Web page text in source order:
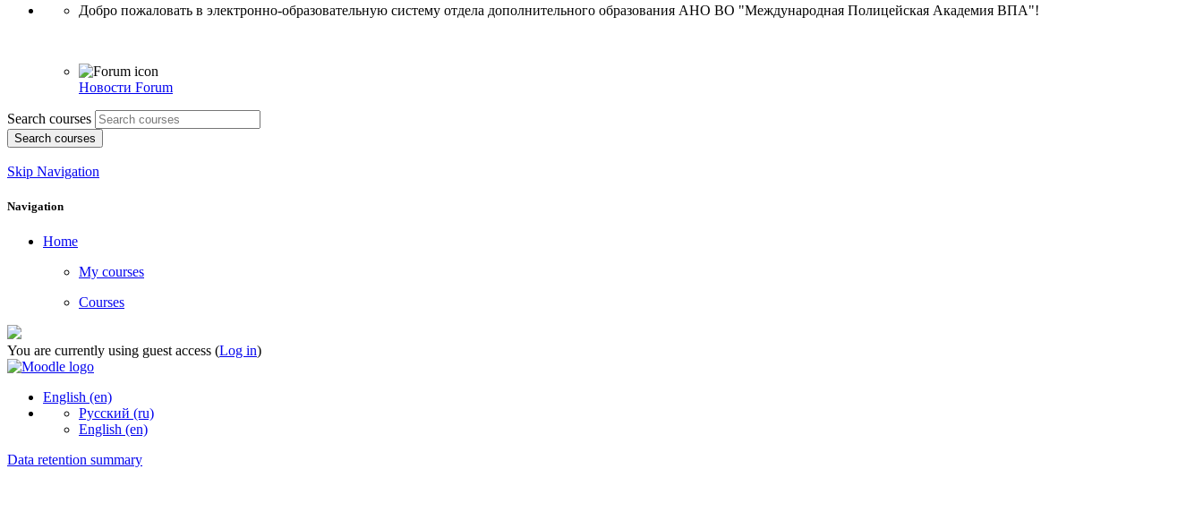
Добро пожаловать в электронно-образовательную систему отдела дополнительного образования АНО ВО "Международная Полицейская Академия ВПА"!
Новости Forum
Search courses
Search courses
Skip Navigation
Navigation
Home
My courses
Courses
You are currently using guest access (Log in)
English ‎(en)‎
Русский ‎(ru)‎
English ‎(en)‎
Data retention summary